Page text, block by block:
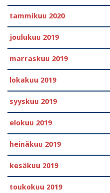
tammikuu 2020
joulukuu 2019
marraskuu 2019
lokakuu 2019
syyskuu 2019
elokuu 2019
heinäkuu 2019
kesäkuu 2019
toukokuu 2019